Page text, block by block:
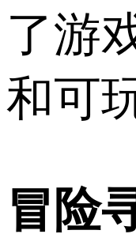
了游
和可
冒险